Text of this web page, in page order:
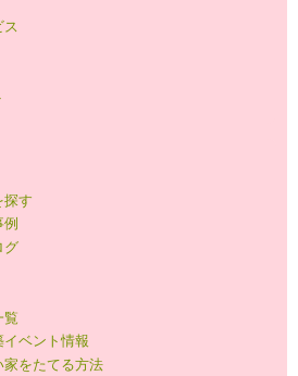
ス
探す
例
グ
覧
ベント情報
をたてる方法